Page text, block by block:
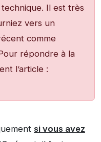
Il est très
vers un
comme
répondre à la
l’article :
si vous avez